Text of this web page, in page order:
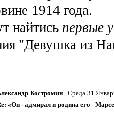
1914 года.
найтись первые
"Девушка из
Костромин[ Среда 31
«Он - адмирал и родина его -